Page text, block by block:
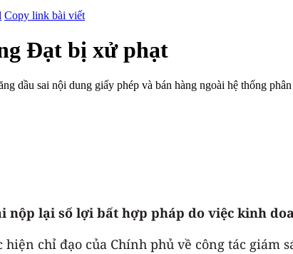
Copy link bài viết
Đạt bị xử phạt
dầu sai nội dung giấy phép và bán hàng ngoài hệ thống
nộp lại số lợi bất hợp pháp do việc kinh
chỉ đạo của Chính phủ về công tác giám